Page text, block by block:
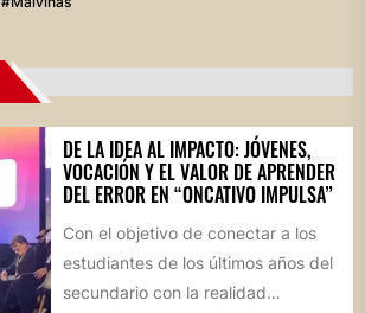
DE LA IDEA AL IMPACTO: JÓVENES,
VOCACIÓN Y EL VALOR DE APRENDER
DEL ERROR EN “ONCATIVO IMPULSA”
Con el objetivo de conectar a los
estudiantes de los últimos años del
secundario con la realidad